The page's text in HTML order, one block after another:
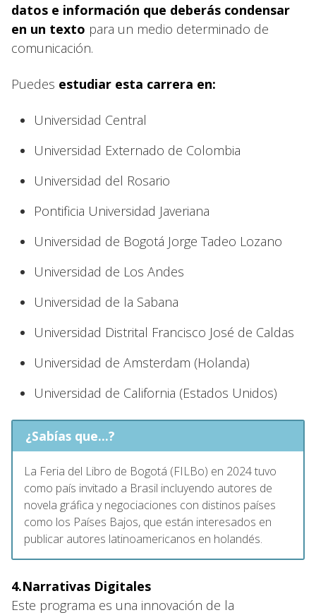
datos e información que deberás condensar
en un texto para un medio determinado de
comunicación.
Puedes estudiar esta carrera en:
Universidad Central
Universidad Externado de Colombia
Universidad del Rosario
Pontificia Universidad Javeriana
Universidad de Bogotá Jorge Tadeo Lozano
Universidad de Los Andes
Universidad de la Sabana
Universidad Distrital Francisco José de Caldas
Universidad de Amsterdam (Holanda)
Universidad de California (Estados Unidos)
¿Sabías que...?
La Feria del Libro de Bogotá (FILBo) en 2024 tuvo
como país invitado a Brasil incluyendo autores de
novela gráfica y negociaciones con distinos países
como los Países Bajos, que están interesados en
publicar autores latinoamericanos en holandés.
4.Narrativas Digitales
Este programa es una innovación de la